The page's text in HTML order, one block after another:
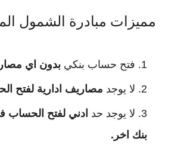
مميزات مبادرة الشمول
فتح حساب بنكي بدون اي
لا يوجد مصاريف ادارية لفتح
لا يوجد حد ادني لفتح الحساب
بنك اخر.